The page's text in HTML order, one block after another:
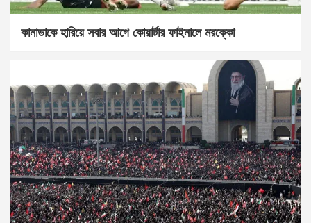
কানাডাকে হারিয়ে সবার আগে কোয়ার্টার ফাইনালে মরক্কো